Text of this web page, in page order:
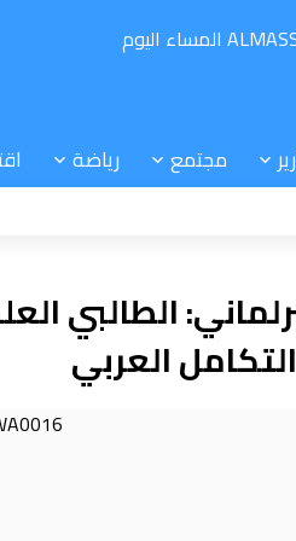
مجتمع رياضة
الطالبي
العربي